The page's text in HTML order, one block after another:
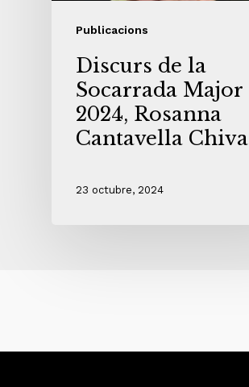
Publicacions
Discurs de la
Socarrada Major
2024, Rosanna
Cantavella Chiva
23 octubre, 2024